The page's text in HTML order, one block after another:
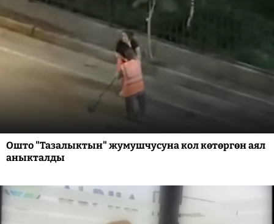
Ошто "Тазалыктын" жумушчусуна кол көтөргөн аял
аныкталды